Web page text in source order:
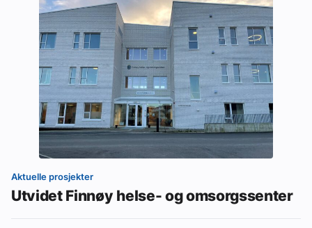
Aktuelle prosjekter
Utvidet Finnøy helse- og omsorgssenter